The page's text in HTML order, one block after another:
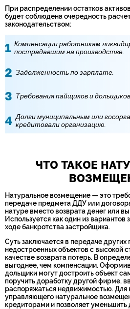
При распределении остатков
будет соблюдена очередность
законодательством:
Компенсации работникам
пострадавшим на производстве.
Задолженность по зарплате.
Требования пайщиков и
Долги муниципальным или
кредитовали организацию.
ЧТО ТАКОЕ
Натуральное возмещение — это
передаче предмета ДДУ или
натуре вместо возврата денег или
Используется как один из
ходе банкротства застройщика.
Суть заключается в передаче
недостроенных объектов с высокой
качестве возврата потерь. В
выгоднее, чем компенсации.
дольщики могут достроить объект
поручить доработку другой фирме,
распоряжаться недвижимостью. Для
управляющего натуральное
кредиторами и позволяет уменьшить